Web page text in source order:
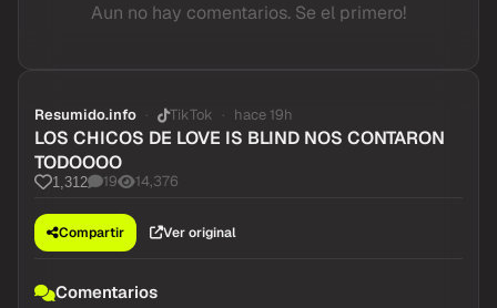
Aun no hay comentarios. Se el primero!
Resumido.info TikTok hace 19h
LOS CHICOS DE LOVE IS BLIND NOS CONTARON
TODOOOO
1,312 19 14,376
Compartir Ver original
Comentarios